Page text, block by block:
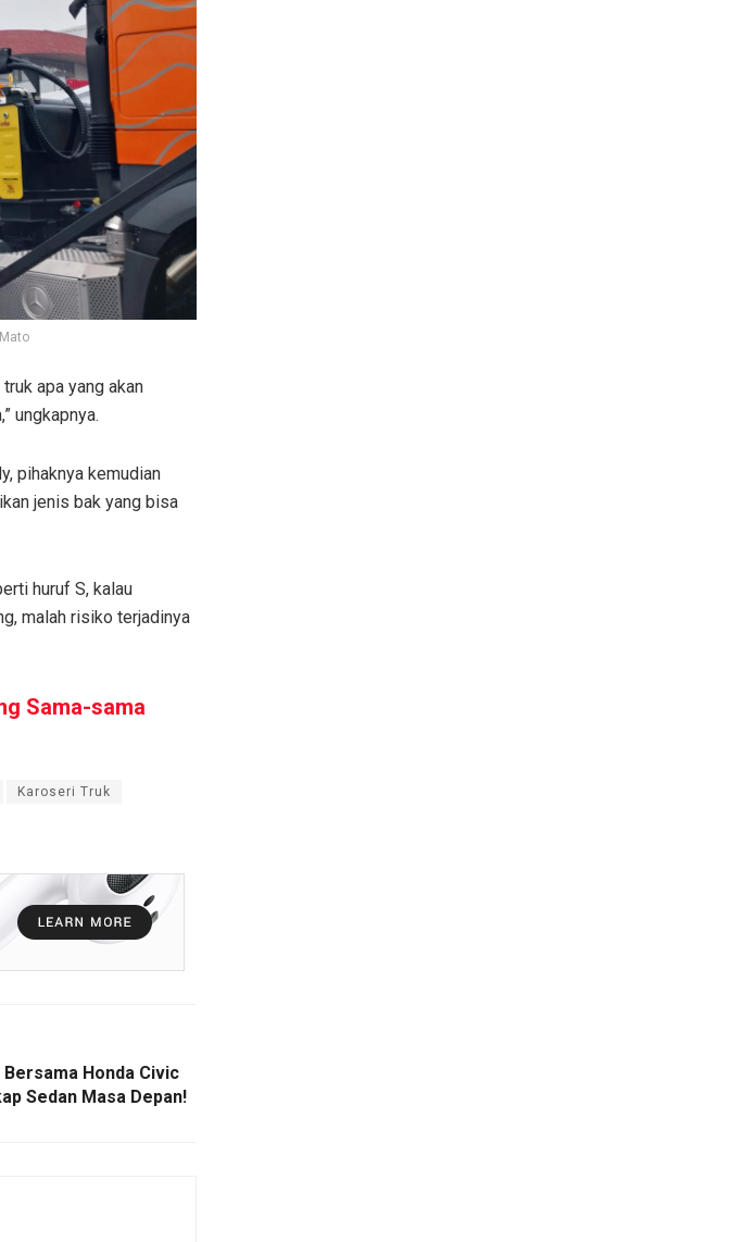
apa yang akan
ungkapnya.
pihaknya kemudian
jenis bak yang bisa
huruf S, kalau
malah risiko terjadinya
Sama-sama
Karoseri Truk
Honda Civic
Sedan Masa Depan!